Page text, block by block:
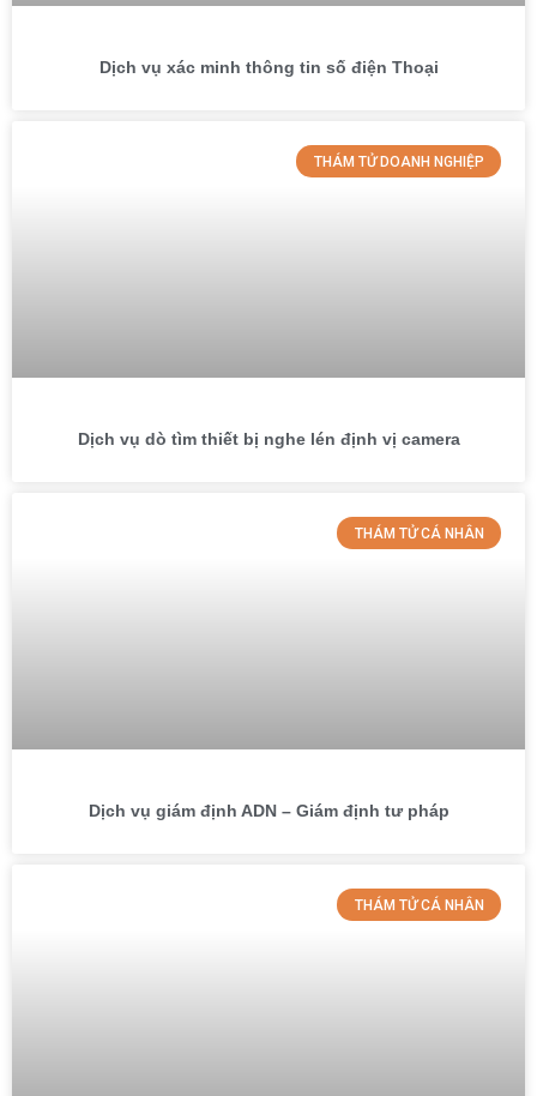
Dịch vụ xác minh thông tin số điện Thoại
THÁM TỬ DOANH NGHIỆP
Dịch vụ dò tìm thiết bị nghe lén định vị camera
THÁM TỬ CÁ NHÂN
Dịch vụ giám định ADN – Giám định tư pháp
THÁM TỬ CÁ NHÂN